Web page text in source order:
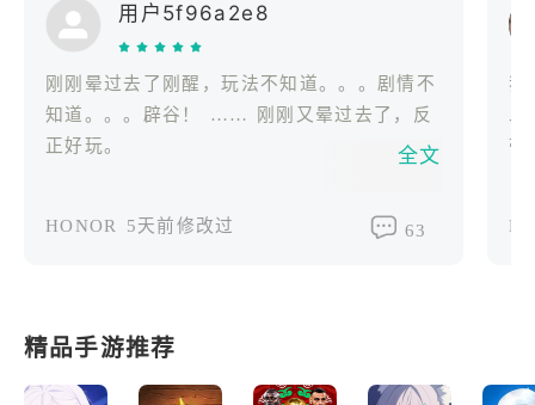
用户5f96a2e8
刚刚晕过去了刚醒，玩法不知道。。。剧情不
知道。。。辟谷！ …… 刚刚又晕过去了，反
正好玩。
全文
HONOR 5天前修改过 63
我
带
接
精品手游推荐